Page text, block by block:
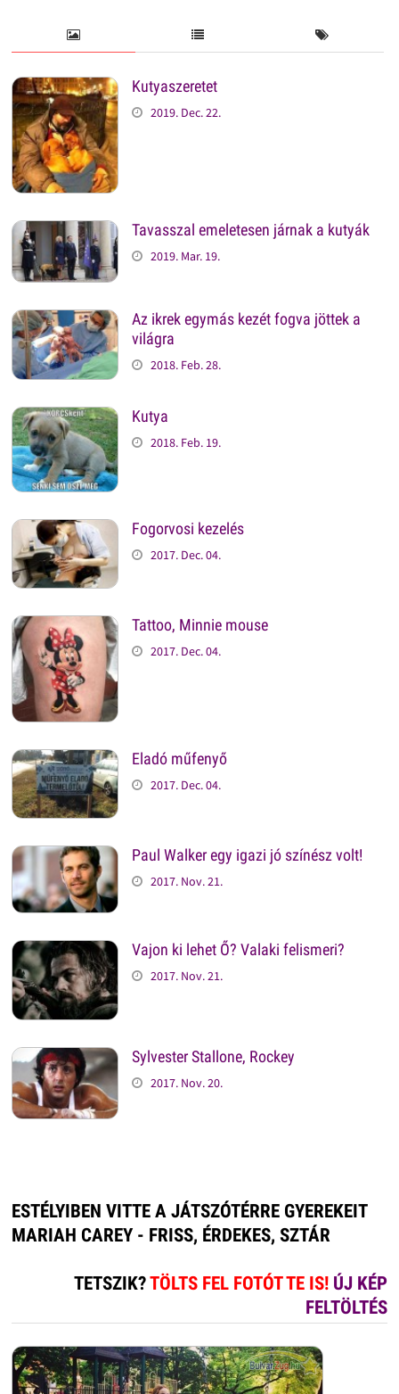
Kutyaszeretet
2019. Dec. 22.
Tavasszal emeletesen járnak a kutyák
2019. Mar. 19.
Az ikrek egymás kezét fogva jöttek a
világra
2018. Feb. 28.
Kutya
2018. Feb. 19.
Fogorvosi kezelés
2017. Dec. 04.
Tattoo, Minnie mouse
2017. Dec. 04.
Eladó műfenyő
2017. Dec. 04.
Paul Walker egy igazi jó színész volt!
2017. Nov. 21.
Vajon ki lehet Ő? Valaki felismeri?
2017. Nov. 21.
Sylvester Stallone, Rockey
2017. Nov. 20.
ESTÉLYIBEN VITTE A JÁTSZÓTÉRRE GYEREKEIT
MARIAH CAREY - FRISS, ÉRDEKES, SZTÁR
TETSZIK?TÖLTS FEL FOTÓT TE IS! ÚJ KÉP
FELTÖLTÉS